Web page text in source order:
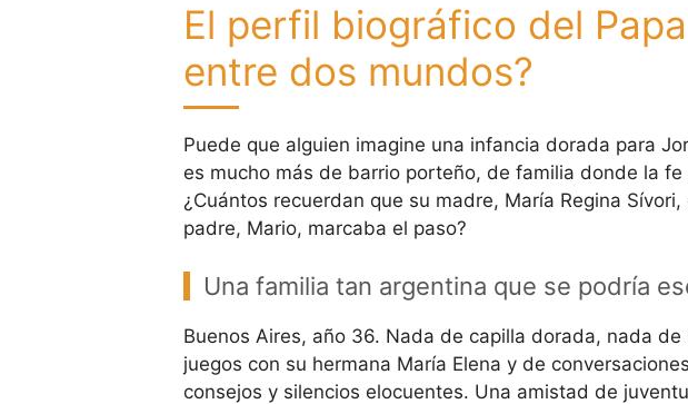
El perfil biográfico del
entre dos mundos?
Puede que alguien imagine una infancia dorada para
es mucho más de barrio porteño, de familia donde la
¿Cuántos recuerdan que su madre, María Regina
padre, Mario, marcaba el paso?
Una familia tan argentina que se podría
Buenos Aires, año 36. Nada de capilla dorada, nada de
juegos con su hermana María Elena y de
consejos y silencios elocuentes. Una amistad de